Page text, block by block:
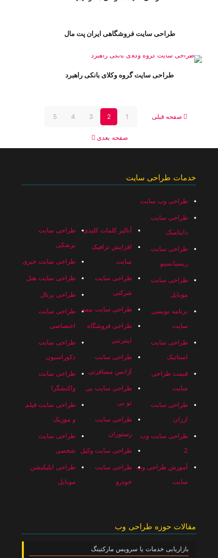
طراحی سایت فروشگاهی ایران پت مال
طراحی سایت گروه وکلای بانکی راهبرد
صفحه قبلی 1
2
3
4
5
صفحه بعدی
خدمات طراحی سایت
طراحی وب سایت
طراحی سایت
داینامیک
طراحی سایت
ریسپانسیو
طراحی سایت
موبایل
برنامه نویسی
سایت
طراحی سایت
استاتیک
قیمت طراحی
سایت
طراحی سایت
ارزان
طراحی سایت وب
2
آموزش طراحی وب
سایت
آنالیز کلمات کلیدی
افزایش ترافیک
سایت
طراحی سایت
شرکتی
طراحی سایت بیمه
طراحی فروشگاه
اینترنتی
طراحی سایت
آژانس مسافرتی
طراحی سایت بی
تو بی
طراحی سایت
رستوران
طراحی سایت وکیل
طراحی سایت
خودرو
طراحی سایت
پزشکی
طراحی سایت خبری
طراحی سایت هتل
طراحی پرتال
طراحی سایت
اختصاصی
طراحی سایت
دکوراسیون
طراحی سایت
واکنشگرا
طراحی سایت فیلم
و موزیک
طراحی سایت
شخصی
طراحی اپلیکیشن
موبایل
مقالات حوزه طراحی وب
بازاریابی خدمات یا سرویس مارکتینگ